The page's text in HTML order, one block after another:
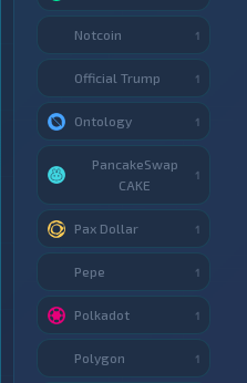
Notcoin 1
Official Trump 1
Ontology 1
PancakeSwap
CAKE
1
Pax Dollar 1
Pepe 1
Polkadot 1
Polygon 1